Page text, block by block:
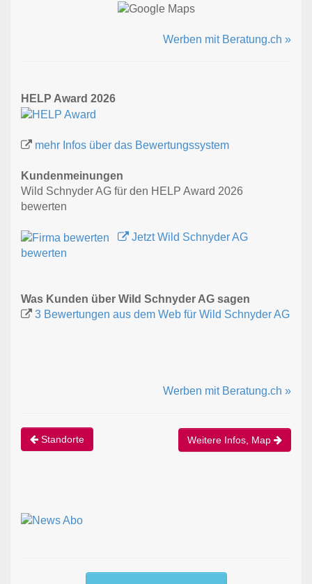
Werben mit Beratung.ch »
HELP Award 2026
mehr Infos über das Bewertungssystem
Kundenmeinungen
Wild Schnyder AG für den HELP Award 2026
bewerten
Jetzt Wild Schnyder AG
bewerten
Was Kunden über Wild Schnyder AG sagen
3 Bewertungen aus dem Web für Wild Schnyder AG
Werben mit Beratung.ch »
Standorte Weitere Infos, Map